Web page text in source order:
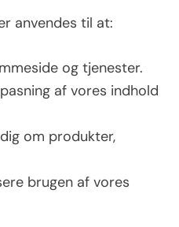
anvendes til at:
og tjenester.
af vores indhold
om produkter,
brugen af vores